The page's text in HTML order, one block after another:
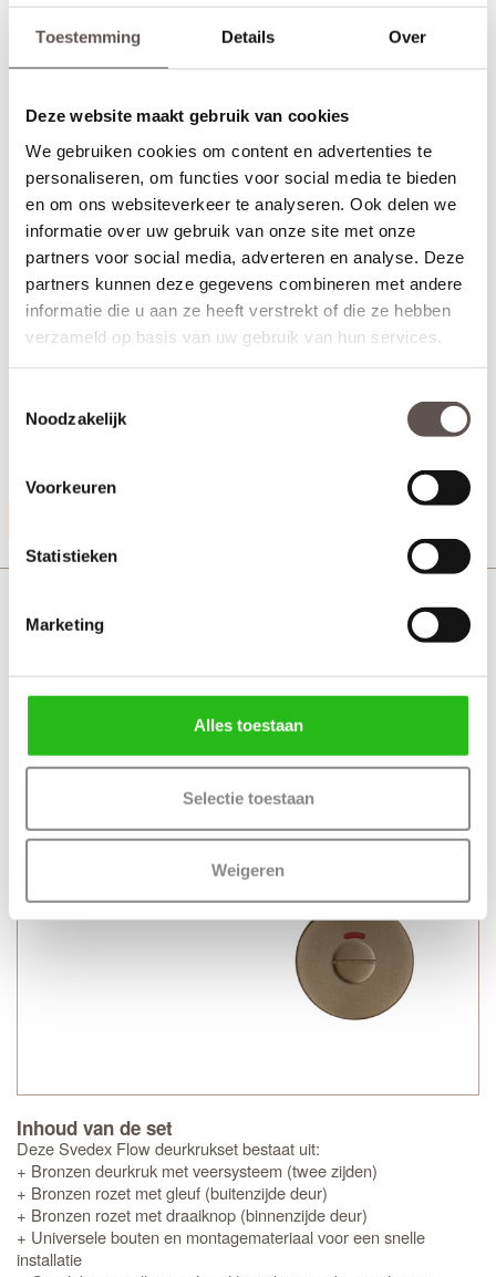
Toestemming Details Over
Deze website maakt gebruik van cookies
We gebruiken cookies om content en advertenties te
personaliseren, om functies voor social media te bieden
en om ons websiteverkeer te analyseren. Ook delen we
informatie over uw gebruik van onze site met onze
partners voor social media, adverteren en analyse. Deze
partners kunnen deze gegevens combineren met andere
informatie die u aan ze heeft verstrekt of die ze hebben
verzameld op basis van uw gebruik van hun services.
Noodzakelijk
Voorkeuren
Statistieken
Marketing
Alles toestaan
Selectie toestaan
Weigeren
Inhoud van de set
Deze Svedex Flow deurkrukset bestaat uit:
+ Bronzen deurkruk met veersysteem (twee zijden)
+ Universele bouten en montagemateriaal voor een snelle
Inhoud van de set
Deze Svedex Flow deurkrukset bestaat uit:
+ Bronzen deurkruk met veersysteem (twee zijden)
+ Bronzen rozet met gleuf (buitenzijde deur)
+ Bronzen rozet met draaiknop (binnenzijde deur)
+ Universele bouten en montagemateriaal voor een snelle
installatie